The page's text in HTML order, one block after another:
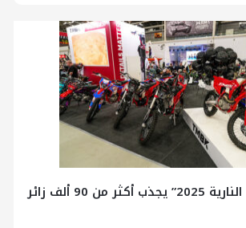
“موسم الدراجات النارية 2025” يجذب أكثر من 90 ألف زائر